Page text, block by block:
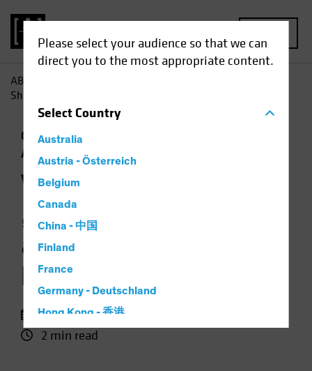
Please select your audience so that we can
direct you to the most appropriate content.
SelectCountry
Australia
Austria - Österreich
Belgium
Canada
China - 中国
Finland
France
Germany - Deutschland
Hong Kong - 香港
Hungary
AB
Shoring“ auf chinesische Hersteller aus?
China Handelskriege
Aktien
Diagramm
Wie wirkt sich das
„Friend-Shoring“
auf chinesische
Hersteller aus?
25. März 2024
2 min read